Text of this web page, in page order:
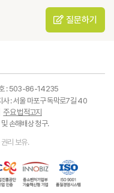
질문하기
호 : 503-86-14235
사 : 서울 마포구 독막로7길 40
주요 법적고지
손해배상 청구.
리 보유.
중
소
벤
처
ISO9001
경